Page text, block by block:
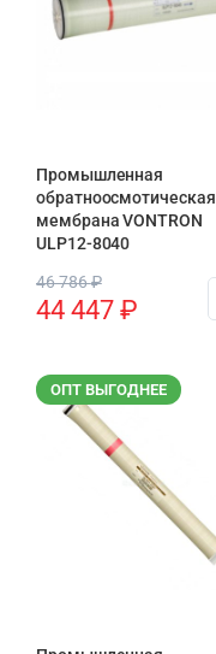
Промышленная
обратноосмотическая
мембрана VONTRON
ULP12-8040
46 786₽
44 447 ₽
ОПТ ВЫГОДНЕЕ